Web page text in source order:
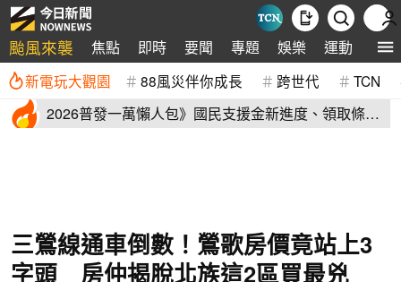
颱風來襲 焦點 即時 要聞 專題 娛樂 運動 全球
新電玩大觀園 88風災伴你成長 跨世代 TCN
2026普發一萬懶人包》國民支援金新進度、領取條
三鶯線通車倒數！鶯歌房價竟站上3
字頭 房仲揭脫北族這2區買最兇